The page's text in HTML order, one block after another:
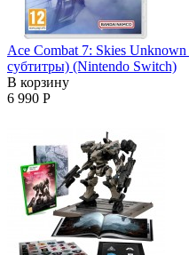
Ace Combat 7: Skies
субтитры) (Nintendo Switch)
В корзину
6 990 Р